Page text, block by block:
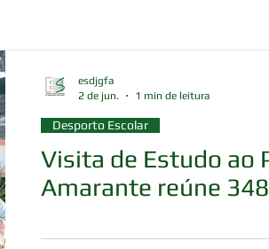
Visita de Estudo ao
Amarante reúne
Desporto Escolar
esdjgfa
2 de jun.
1 min de leitura